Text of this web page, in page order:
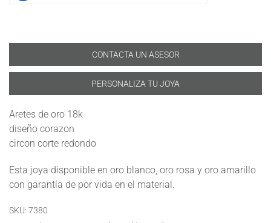
CONTACTA UN ASESOR
PERSONALIZA TU JOYA
Aretes de oro 18k
diseño corazon
circon corte redondo
Esta joya disponible en oro blanco, oro rosa y oro amarillo
con garantía de por vida en el material.
SKU: 7380